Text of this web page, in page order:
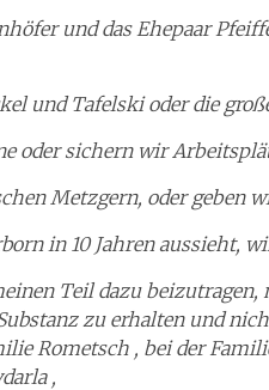
und das Ehepaar
und Tafelski oder die
oder sichern wir
Metzgern, oder geben
in 10 Jahren aussieht,
Teil dazu beizutragen,
zu erhalten und
Rometsch , bei der
,